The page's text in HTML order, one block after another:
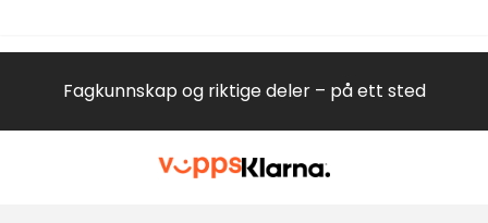
Fagkunnskap og riktige deler – på ett sted